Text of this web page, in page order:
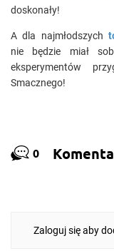
doskonały!
A dla najmłodszych
nie będzie miał
eksperymentów
Smacznego!
0
Zaloguj się aby